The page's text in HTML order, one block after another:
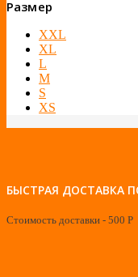
Размер
XXL
XL
L
M
S
XS
БЫСТРАЯ ДОСТАВКА
Стоимость доставки - 500 Р